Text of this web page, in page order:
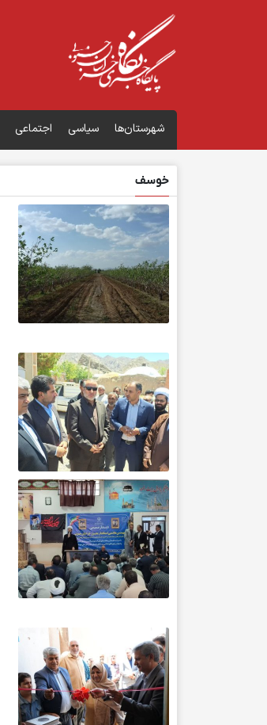
شهرستان‌ها سیاسی اجتماعی
خوسف